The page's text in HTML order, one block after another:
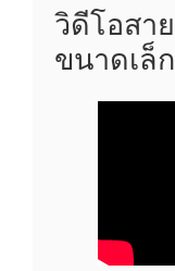
วิดีโอสา
ขนาดเล็ก